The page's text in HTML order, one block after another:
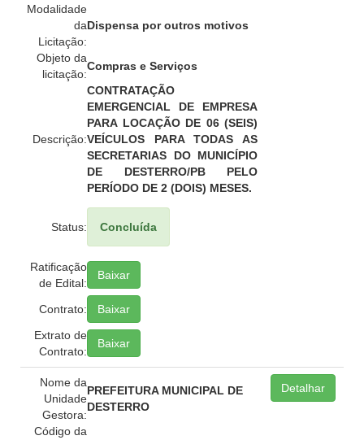
Modalidade
da
Licitação:
Dispensa por outros motivos
Objeto da
licitação:
Compras e Serviços
Descrição:
CONTRATAÇÃO
EMERGENCIAL DE EMPRESA
PARA LOCAÇÃO DE 06 (SEIS)
VEÍCULOS PARA TODAS AS
SECRETARIAS DO MUNICÍPIO
DE DESTERRO/PB PELO
PERÍODO DE 2 (DOIS) MESES.
Status: Concluída
Ratificação
de Edital:
Baixar
Contrato:
Baixar
Extrato de
Contrato:
Baixar
Nome da
Unidade
Gestora:
PREFEITURA MUNICIPAL DE
DESTERRO
Código da
Detalhar